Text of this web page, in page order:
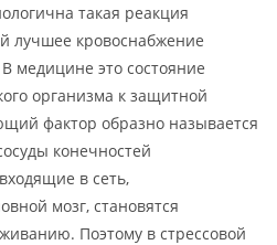
такая реакция
лучшее кровоснабжение
медицине это состояние
организма к защитной
фактор образно называется
конечностей
в сеть,
мозг, становятся
Поэтому в стрессовой